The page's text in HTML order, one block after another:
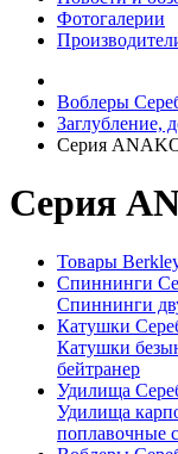
Фотогалерии
Воблеры
Заглубление,
Серия
Серия
Товары
Спиннинги
Спиннинги
Катушки
Катушки
бейтранер
Удилища
Удилища
поплавочные